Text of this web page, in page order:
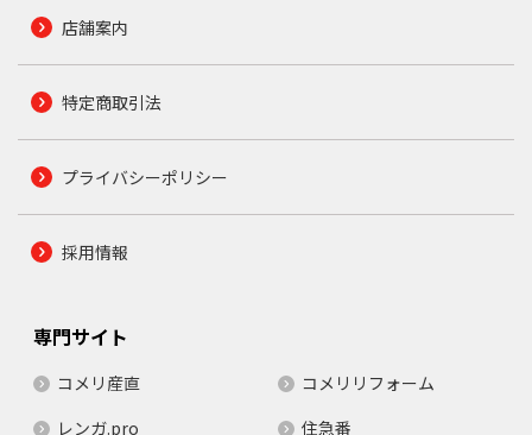
店舗案内
特定商取引法
プライバシーポリシー
採用情報
専門サイト
コメリ産直
コメリリフォーム
レンガ.pro
住急番